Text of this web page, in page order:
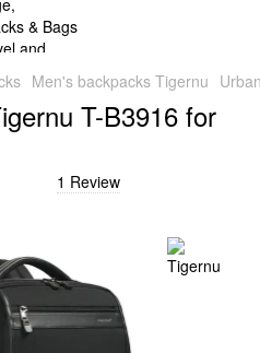
Men's backpacks Tigernu
T-B3916 for
1 Review